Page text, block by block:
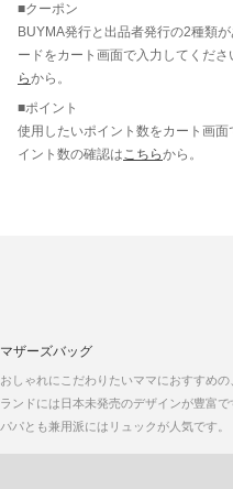
■クーポン
BUYMA発行と出品者発行の2種類
ードをカート画面で入力してくだ
らから。
■ポイント
使用したいポイント数をカート画
イント数の確認は こちらから。
マザーズバッグ
おしゃれにこだわりたいママにおすすめ
ランドには日本未発売のデザインが豊富
パパとも兼用派にはリュックが人気です。